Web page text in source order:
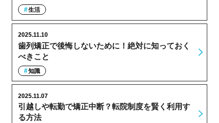
生活
歯列矯正で後悔しないために！絶対に知っておく
べきこと
2025.11.10
知識
引越しや転勤で矯正中断？転院制度を賢く利用す
る方法
2025.11.07